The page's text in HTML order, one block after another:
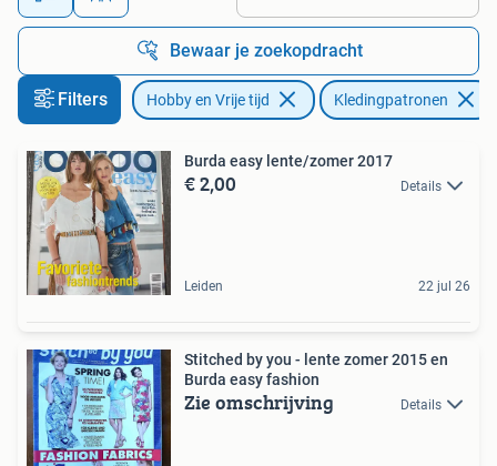
Bewaar je zoekopdracht
Filters Hobby en Vrije tijd Kledingpatronen
Burda easy lente/zomer 2017
€ 2,00 Details
Leiden 22 jul 26
Stitched by you - lente zomer 2015 en
Burda easy fashion
Zie omschrijving Details